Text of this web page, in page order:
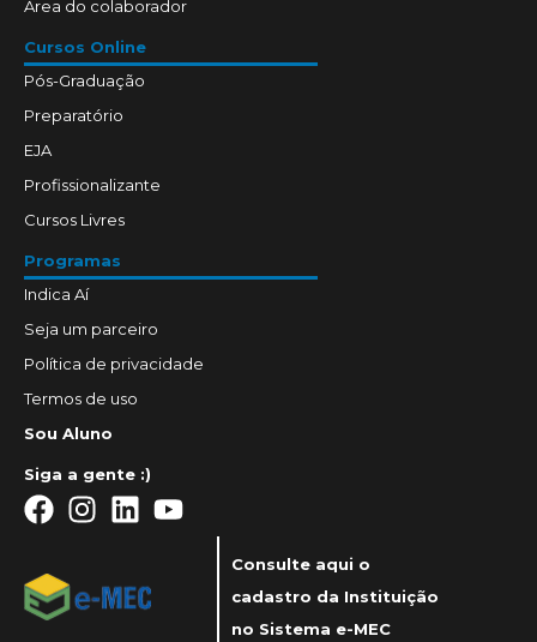
Área do colaborador
Cursos Online
Pós-Graduação
Preparatório
EJA
Profissionalizante
Cursos Livres
Programas
Indica Aí
Seja um parceiro
Política de privacidade
Termos de uso
Sou Aluno
Siga a gente :)
Consulte aqui o
cadastro da Instituição
no Sistema e-MEC